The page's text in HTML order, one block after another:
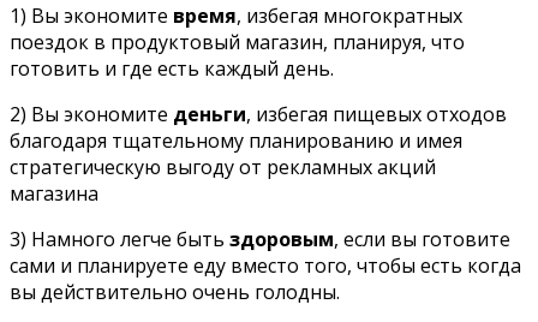
1) Вы экономите время, избегая многократных
поездок в продуктовый магазин, планируя, что
готовить и где есть каждый день.
2) Вы экономите деньги, избегая пищевых отходов
благодаря тщательному планированию и имея
стратегическую выгоду от рекламных акций
магазина
3) Намного легче быть здоровым, если вы готовите
сами и планируете еду вместо того, чтобы есть когда
вы действительно очень голодны.